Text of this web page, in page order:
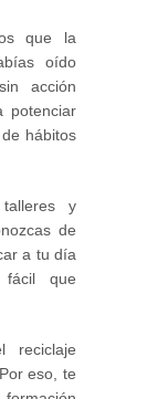
que la
oído
acción
potenciar
hábitos
y
de
a tu día
que
reciclaje
eso, te